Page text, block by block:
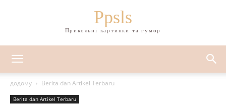
Ppsls
Прикольні картинки та гумор
додому Berita dan Artikel Terbaru
Berita dan Artikel Terbaru